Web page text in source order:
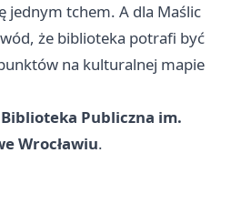
jednym tchem. A dla Maślic
że biblioteka potrafi być
na kulturalnej mapie
Publiczna im.
Wrocławiu.